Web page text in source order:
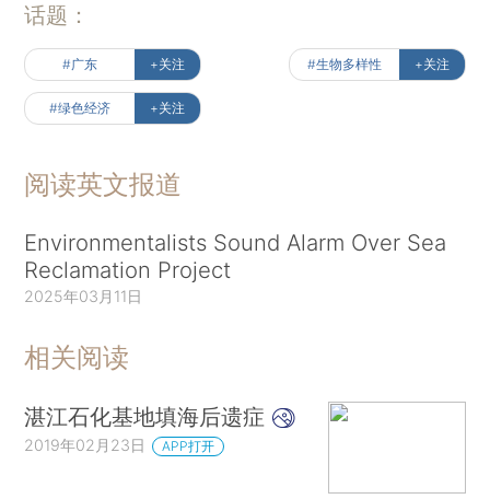
话题：
#广东 +关注 #生物多样性 +关注
#绿色经济 +关注
阅读英文报道
Environmentalists Sound Alarm Over Sea
Reclamation Project
2025年03月11日
相关阅读
湛江石化基地填海后遗症
2019年02月23日 APP打开